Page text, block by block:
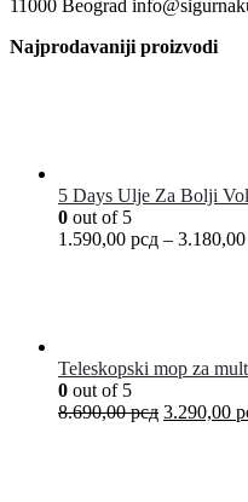
11000 Beograd
Najprodavaniji proizvodi
5 Days Ulje Za Bolji
0 out of 5
1.590,00 рсд – 3.180,00
Teleskopski mop za
0 out of 5
8.690,00рсд 3.290,00